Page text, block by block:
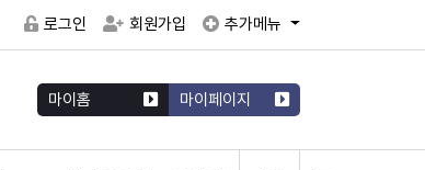
로그인 회원가입 추가메뉴
마이홈 마이페이지